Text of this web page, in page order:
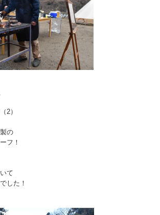
2）
の
フ！
て
した！